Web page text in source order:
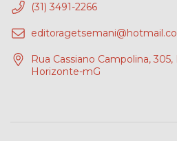
(31) 3491-2266
Rua Cassiano Campolina, 305,
Horizonte-mG